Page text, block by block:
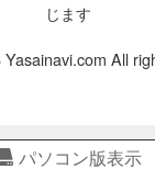
じます
All
パソコン版表示